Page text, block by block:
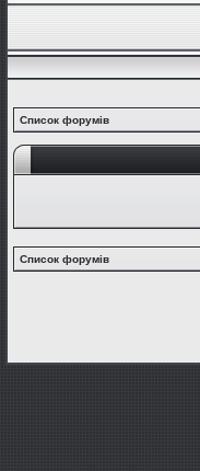
Список форумів
Список форумів